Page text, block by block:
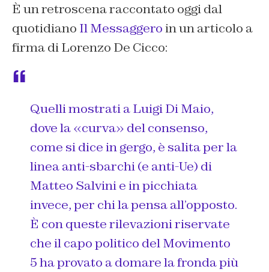
È un retroscena raccontato oggi dal
quotidiano Il Messaggeroin un articolo a
firma di Lorenzo De Cicco:
Quelli mostrati a Luigi Di Maio,
dove la «curva» del consenso,
come si dice in gergo, è salita per la
linea anti-sbarchi (e anti-Ue) di
Matteo Salvini e in picchiata
invece, per chi la pensa all’opposto.
È con queste rilevazioni riservate
che il capo politico del Movimento
5 ha provato a domare la fronda più